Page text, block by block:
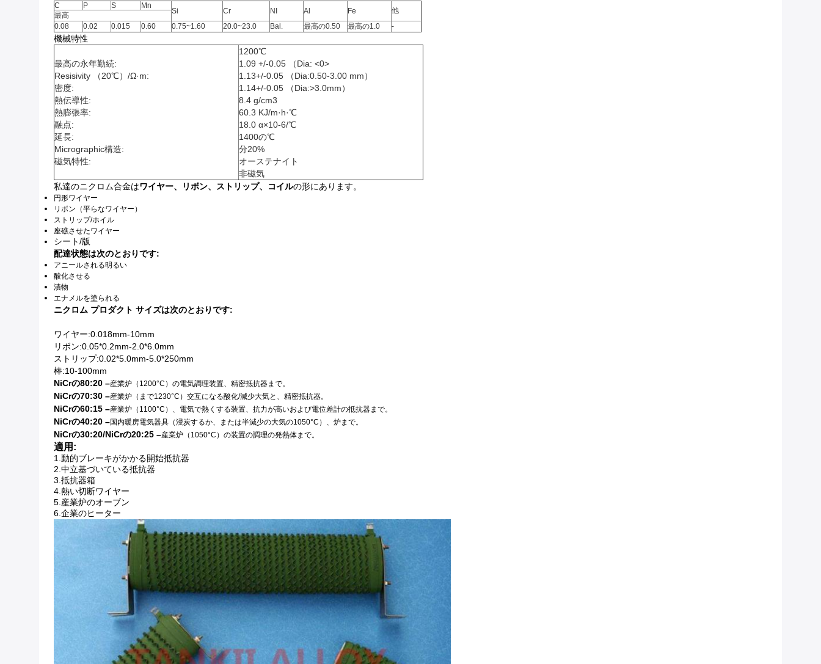
C P S Mn
Si Cr NI Al Fe 他
最高
0.08
0.02 0.015 0.60 0.75~1.60 20.0~23.0 Bal. 最高の0.50 最高の1.0 -
機械特性
最高の永年勤続:
Resisivity （20℃）/Ω·m:
密度:
熱伝導性:
熱膨張率:
融点:
延長:
Micrographic構造:
磁気特性:
1200℃
1.09 +/-0.05 （Dia: <0>
1.13+/-0.05 （Dia:0.50-3.00 mm）
1.14+/-0.05 （Dia:>3.0mm）
8.4 g/cm3
60.3 KJ/m·h·℃
18.0 α×10-6/℃
1400の℃
分20%
オーステナイト
非磁気
私達のニクロム合金はワイヤー、リボン、ストリップ、コイルの形にあります。
円形ワイヤー
リボン（平らなワイヤー）
ストリップ/ホイル
座礁させたワイヤー
シート/版
配達状態は次のとおりです:
アニールされる明るい
酸化させる
漬物
エナメルを塗られる
ニクロム プロダクト サイズは次のとおりです:
ワイヤー:0.018mm-10mm
リボン:0.05*0.2mm-2.0*6.0mm
ストリップ:0.02*5.0mm-5.0*250mm
棒:10-100mm
NiCrの80:20 –産業炉（1200°C）の電気調理装置、精密抵抗器まで。
NiCrの70:30 –産業炉（まで1230°C）交互になる酸化/減少大気と、精密抵抗器。
NiCrの60:15 –産業炉（1100°C）、電気で熱くする装置、抗力が高いおよび電位差計の抵抗器まで。
NiCrの40:20 –国内暖房電気器具（浸炭するか、または半減少の大気の1050°C）、炉まで。
NiCrの30:20/NiCrの20:25 –産業炉（1050°C）の装置の調理の発熱体まで。
適用:
1. 動的ブレーキがかかる開始抵抗器
2.中立基づいている抵抗器
3.抵抗器箱
4.熱い切断ワイヤー
5.産業炉のオーブン
6.企業のヒーター